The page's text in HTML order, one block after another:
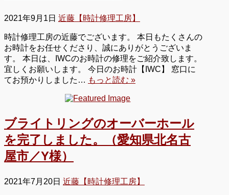
2021年9月1日 近藤【時計修理工房】
時計修理工房の近藤でございます。 本日もたくさんの
お時計をお任せくださり、誠にありがとうございま
す。 本日は、IWCのお時計の修理をご紹介致します。
宜しくお願いします。 今日のお時計【IWC】 窓口に
てお預かりしました… もっと読む »
ブライトリングのオーバーホール
を完了しました。（愛知県北名古
屋市／Y様）
2021年7月20日 近藤【時計修理工房】